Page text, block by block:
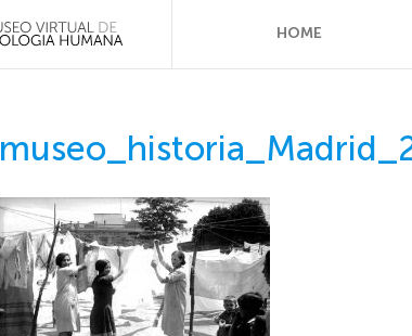
HOME